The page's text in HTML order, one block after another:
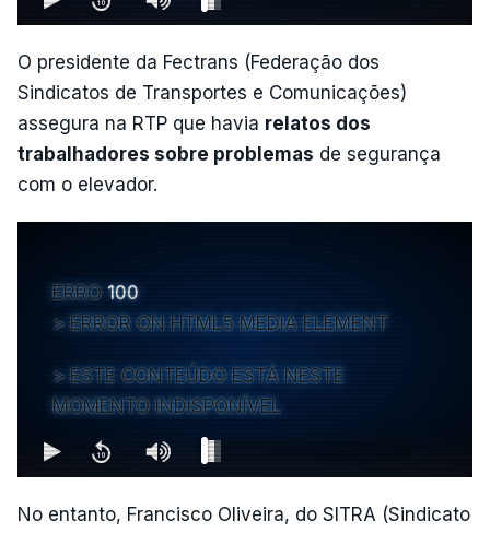
O presidente da Fectrans (Federação dos
Sindicatos de Transportes e Comunicações)
assegura na RTP que havia relatos dos
trabalhadores sobre problemas de segurança
com o elevador.
ERRO 100
ERROR ON HTML5 MEDIA ELEMENT
ESTE CONTEÚDO ESTÁ NESTE
MOMENTO INDISPONÍVEL
No entanto, Francisco Oliveira, do SITRA (Sindicato